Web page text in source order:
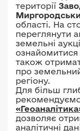
території
області. На
переглянути
земельні
ознайомитися
також
про
регіону.
Для більш
дозволяє
аналітичні